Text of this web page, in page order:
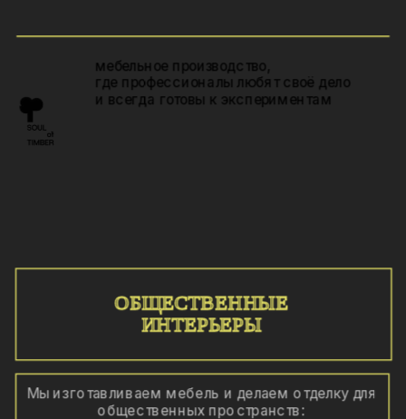
мебельное производство,
где профессионалы любят своё дело
и всегда готовы к экспериментам
ОБЩЕСТВЕННЫЕ
ИНТЕРЬЕРЫ
Мы изготавливаем мебель и делаем отделку для
общественных пространств: